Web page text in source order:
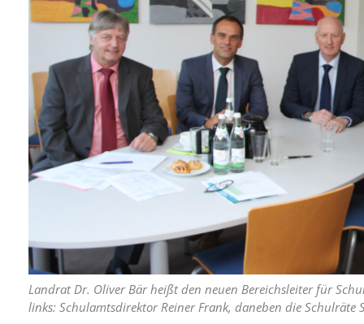
Landrat Dr. Oliver Bär heißt den neuen Bereichsleiter für
links: Schulamtsdirektor Reiner Frank, daneben die Schulräte